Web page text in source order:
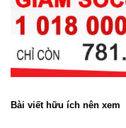
Bài viết hữu ích nên xem